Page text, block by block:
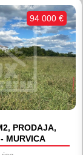
PRODAJA,
MURVICA
94 000 €